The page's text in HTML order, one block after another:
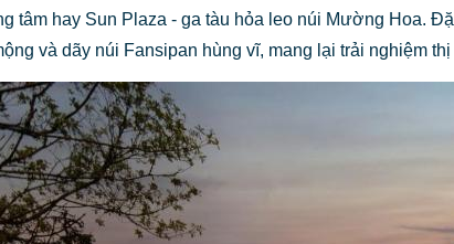
tâm hay Sun Plaza - ga tàu hỏa leo núi Mường Hoa.
và dãy núi Fansipan hùng vĩ, mang lại trải nghiệm